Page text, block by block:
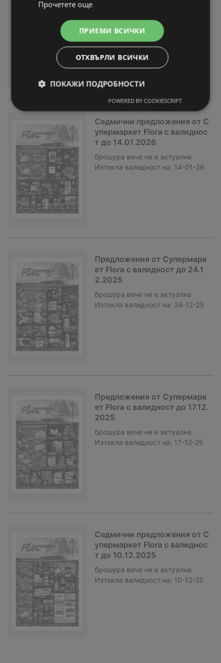
брошура вече не е актуална
Изтекла валидност на:
Седмични предложения от С
упермаркет Flora с валиднос
т до 14.01.2026
брошура вече не е актуална
Изтекла валидност на: 14-01-26
Предложения от Супермарк
ет Flora с валидност до 24.1
2.2025
брошура вече не е актуална
Изтекла валидност на: 24-12-25
Предложения от Супермарк
ет Flora с валидност до 17.12.
2025
брошура вече не е актуална
Изтекла валидност на: 17-12-25
Седмични предложения от С
упермаркет Flora с валиднос
т до 10.12.2025
брошура вече не е актуална
Изтекла валидност на: 10-12-25
Прочетете още
ПРИЕМИ ВСИЧКИ
ОТХВЪРЛИ ВСИЧКИ
ПОКАЖИ ПОДРОБНОСТИ
POWERED BY COOKIESCRIPT